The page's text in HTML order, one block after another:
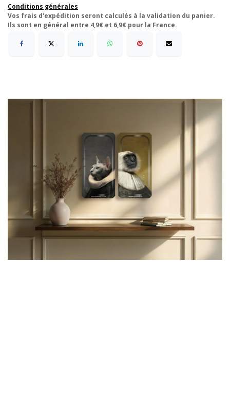
Conditions générales
Vos frais d'expédition seront calculés à la validation du panier.
Ils sont en général entre 4,9€ et 6,9€ pour la France.